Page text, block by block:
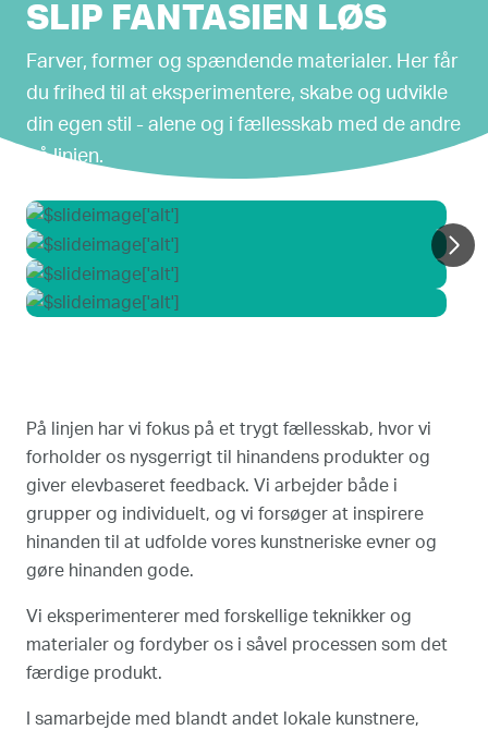
SLIP FANTASIEN LØS
Farver, former og spændende materialer. Her får
du frihed til at eksperimentere, skabe og udvikle
din egen stil - alene og i fællesskab med de andre
på linjen.
På linjen har vi fokus på et trygt fællesskab, hvor vi
forholder os nysgerrigt til hinandens produkter og
giver elevbaseret feedback. Vi arbejder både i
grupper og individuelt, og vi forsøger at inspirere
hinanden til at udfolde vores kunstneriske evner og
gøre hinanden gode.
Vi eksperimenterer med forskellige teknikker og
materialer og fordyber os i såvel processen som det
færdige produkt.
I samarbejde med blandt andet lokale kunstnere,